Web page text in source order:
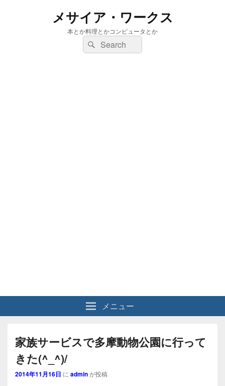
メサイア・ワークス
本とか料理とかコンピュータとか
検
索:
検
索
メニュー
家族サービスで多摩動物公園に行って
きた(^_^)/
2014年11月16日 に adminが投稿